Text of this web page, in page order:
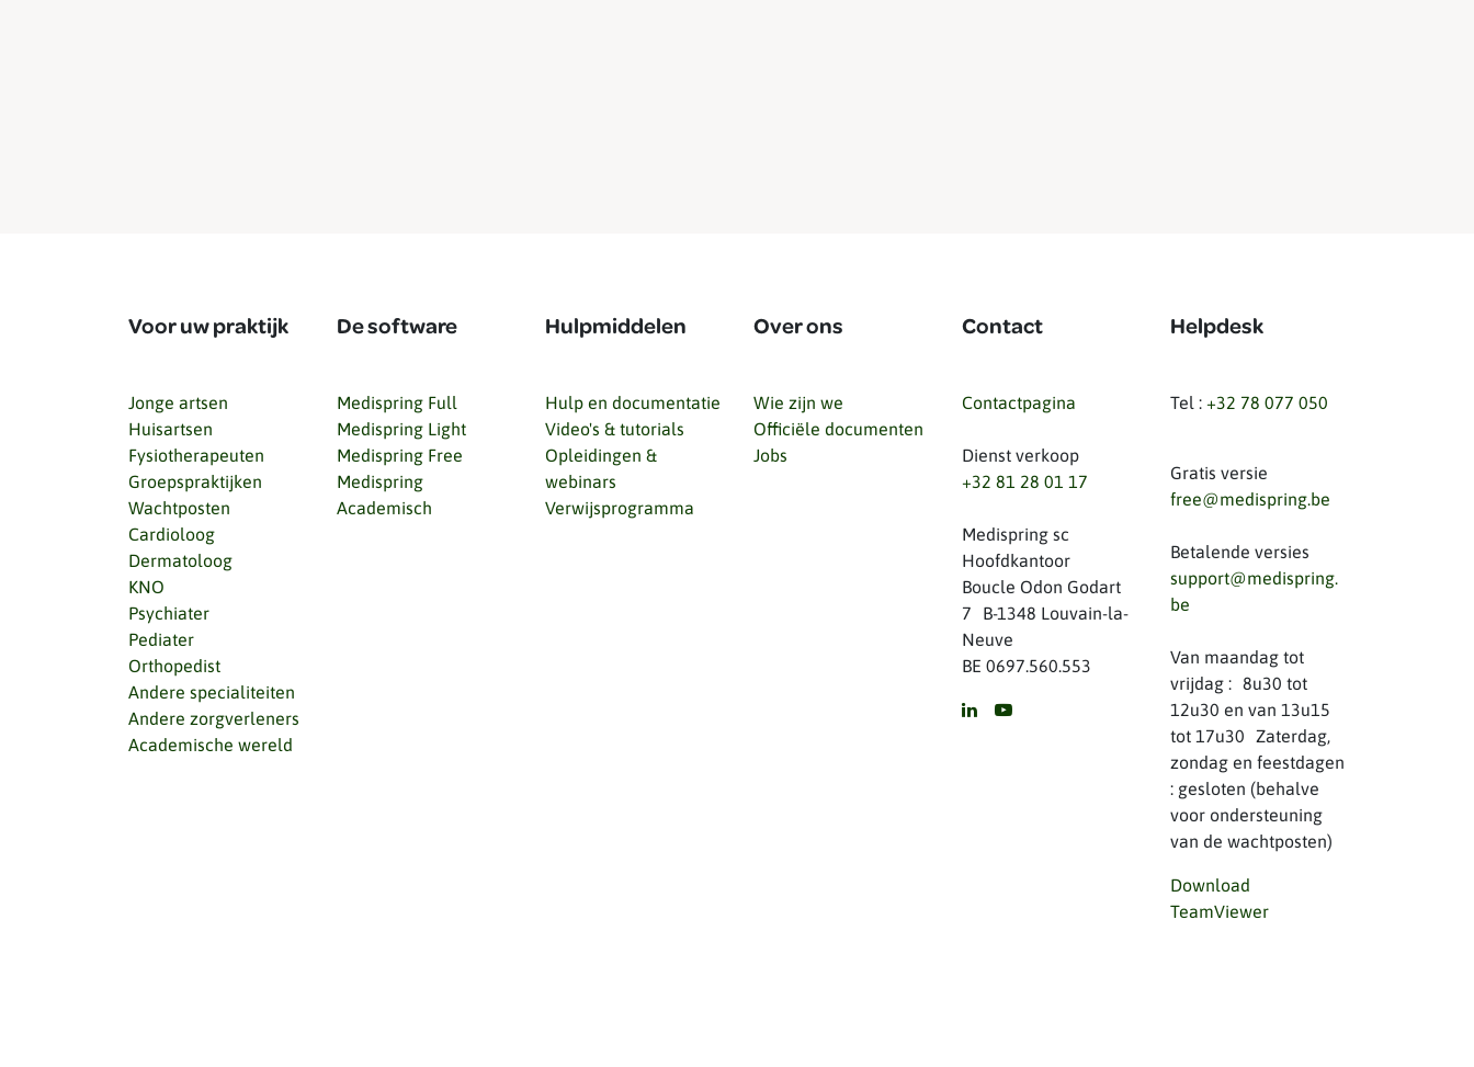
Voor uw praktijk
Jonge artsen
Huisartsen
Fysiotherapeuten
Groepspraktijken
Wachtposten
Cardioloog
Dermatoloog
KNO
Psychiater
Pediater
Orthopedist
Andere specialiteiten
Andere zorgverleners
Academische wereld
De software
Medispring Full
Medispring Light
Medispring Free
Medispring
Academisch
Hulpmiddelen
Hulp en documentatie
Video's & tutorials
Opleidingen &
webinars
Verwijsprogramma
Over ons
Wie zijn we
Officiële documenten
Jobs
Contact
Contactpagina
Dienst verkoop
+32 81 28 01 17
Medispring sc
Hoofdkantoor
Boucle Odon Godart
7 B-1348 Louvain-la-
Neuve
BE 0697.560.553
Helpdesk
Tel : +32 78 077 050
Gratis versie
free@medispring.be
Betalende versies
support@medispring.
be
Van maandag tot
vrijdag : 8u30 tot
12u30 en van 13u15
tot 17u30 Zaterdag,
zondag en feestdagen
: gesloten (behalve
voor ondersteuning
van de wachtposten)
Download
TeamViewer